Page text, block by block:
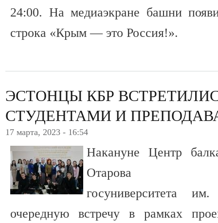
24:00. На медиаэкране башни
строка «Крым — это Россия!».
ЭСТОНЦЫ КБР
СТУДЕНТАМИ И
17 марта, 2023 - 16:54
Накануне Центр
Отарова
госуниверситета
очередную встречу в рамках